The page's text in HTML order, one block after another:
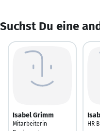
Suchst Du eine
Isabel Grimm
Mitarbeiterin
HR